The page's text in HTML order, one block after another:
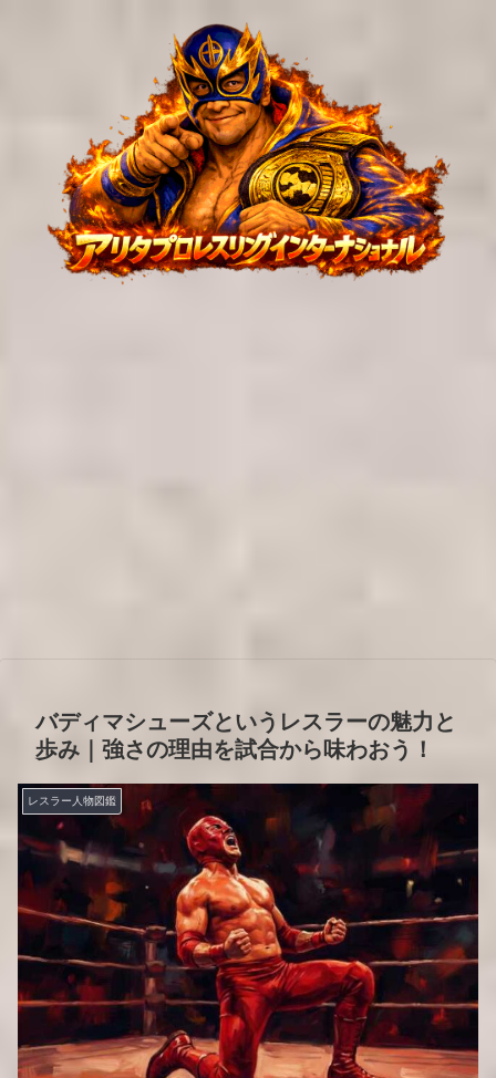
バディマシューズというレスラーの魅力と
歩み｜強さの理由を試合から味わおう！
レスラー人物図鑑